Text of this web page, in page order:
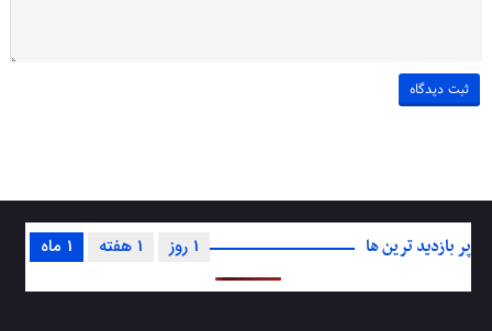
پر بازدید ترین ها 1 ماه 1 هفته 1 روز